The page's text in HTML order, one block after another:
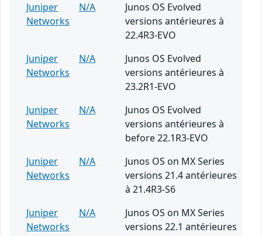
Juniper
Networks
N/A
Junos OS Evolved
versions antérieures à
22.4R3-EVO
Juniper
Networks
N/A
Junos OS Evolved
versions antérieures à
23.2R1-EVO
Juniper
Networks
N/A
Junos OS Evolved
versions antérieures à
before 22.1R3-EVO
Juniper
Networks
N/A
Junos OS on MX Series
versions 21.4 antérieures
à 21.4R3-S6
Juniper
Networks
N/A
Junos OS on MX Series
versions 22.1 antérieures